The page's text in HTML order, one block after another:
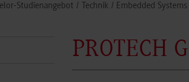
Studienangebot Technik Embedded Systems
PROTECH